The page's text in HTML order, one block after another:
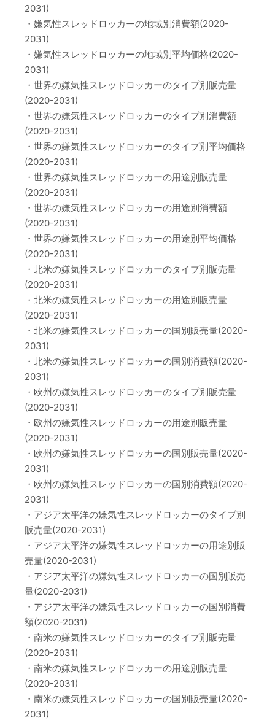
2031)
・嫌気性スレッドロッカーの地域別消費額(2020-
2031)
・嫌気性スレッドロッカーの地域別平均価格(2020-
2031)
・世界の嫌気性スレッドロッカーのタイプ別販売量
(2020-2031)
・世界の嫌気性スレッドロッカーのタイプ別消費額
(2020-2031)
・世界の嫌気性スレッドロッカーのタイプ別平均価格
(2020-2031)
・世界の嫌気性スレッドロッカーの用途別販売量
(2020-2031)
・世界の嫌気性スレッドロッカーの用途別消費額
(2020-2031)
・世界の嫌気性スレッドロッカーの用途別平均価格
(2020-2031)
・北米の嫌気性スレッドロッカーのタイプ別販売量
(2020-2031)
・北米の嫌気性スレッドロッカーの用途別販売量
(2020-2031)
・北米の嫌気性スレッドロッカーの国別販売量(2020-
2031)
・北米の嫌気性スレッドロッカーの国別消費額(2020-
2031)
・欧州の嫌気性スレッドロッカーのタイプ別販売量
(2020-2031)
・欧州の嫌気性スレッドロッカーの用途別販売量
(2020-2031)
・欧州の嫌気性スレッドロッカーの国別販売量(2020-
2031)
・欧州の嫌気性スレッドロッカーの国別消費額(2020-
2031)
・アジア太平洋の嫌気性スレッドロッカーのタイプ別
販売量(2020-2031)
・アジア太平洋の嫌気性スレッドロッカーの用途別販
売量(2020-2031)
・アジア太平洋の嫌気性スレッドロッカーの国別販売
量(2020-2031)
・アジア太平洋の嫌気性スレッドロッカーの国別消費
額(2020-2031)
・南米の嫌気性スレッドロッカーのタイプ別販売量
(2020-2031)
・南米の嫌気性スレッドロッカーの用途別販売量
(2020-2031)
・南米の嫌気性スレッドロッカーの国別販売量(2020-
2031)